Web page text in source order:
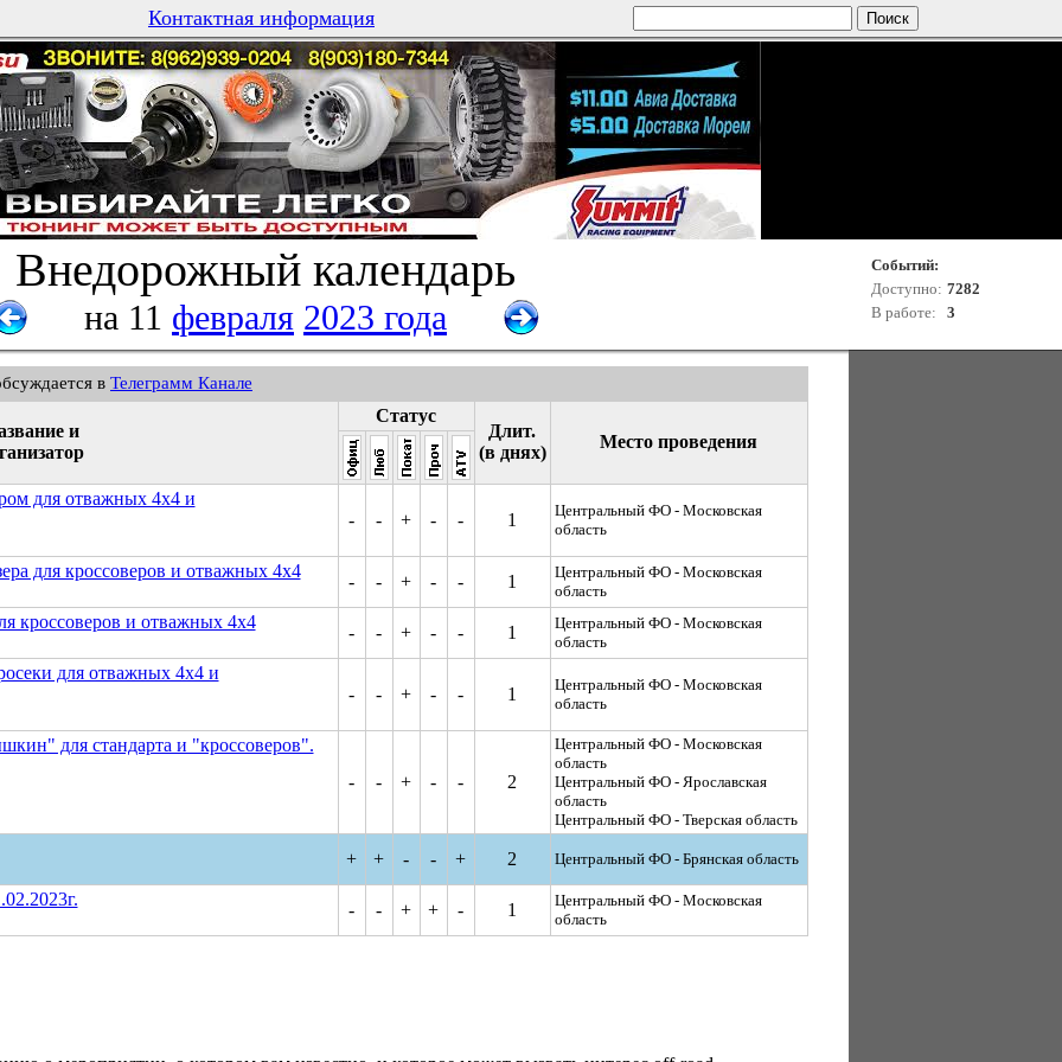
Контактная информация
Внедорожный календарь
на 11 февраля 2023 года
Событий:
Доступно: 7282
В работе:
3
в Телеграмм Канале
и
Статус
Длит.
(в днях)
Место проведения
для отважных 4х4 и
-
- + - - 1
Центральный ФО - Московская
область
для кроссоверов и отважных 4х4
- - + - - 1
Центральный ФО - Московская
область
кроссоверов и отважных 4х4
- - + - - 1
Центральный ФО - Московская
область
для отважных 4х4 и
-
- + - - 1
Центральный ФО - Московская
область
для стандарта и "кроссоверов".
-
- + - - 2
Центральный ФО - Московская
область
Центральный ФО - Ярославская
область
Центральный ФО - Тверская область
+ + - - + 2 Центральный ФО - Брянская область
- - + + - 1
Центральный ФО - Московская
область